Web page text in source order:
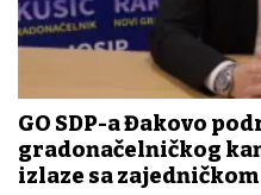
GO SDP-a Đakovo
gradonačelničkog
izlaze sa